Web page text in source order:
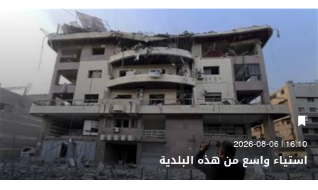
16:10 | 2026-08-06
استياء واسع من هذه البلدية